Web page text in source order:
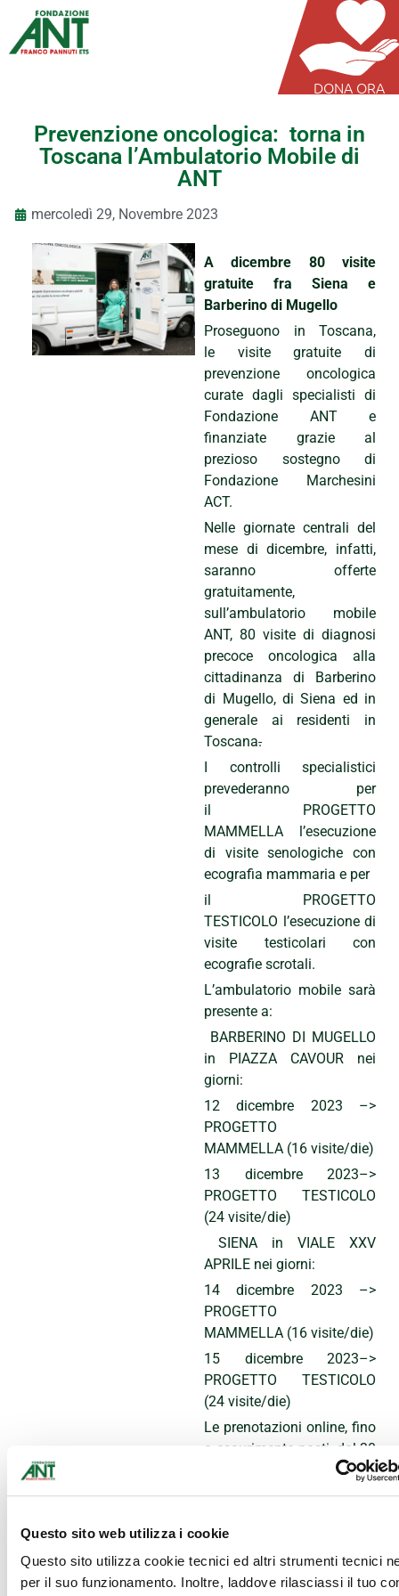
Questo sito web utilizza i cookie
Questo sito utilizza cookie tecnici ed altri strumenti tecnici
per il suo funzionamento. Inoltre, laddove rilasciassi il tuo
DONA ORA
Prevenzione oncologica: torna in
Toscana l’Ambulatorio Mobile di
ANT
mercoledì 29, Novembre 2023
A dicembre 80 visite
gratuite fra Siena e
Barberino di Mugello
Proseguono in Toscana,
le visite gratuite di
prevenzione oncologica
curate dagli specialisti di
Fondazione ANT e
finanziate grazie al
prezioso sostegno di
Fondazione Marchesini
ACT.
Nelle giornate centrali del
mese di dicembre, infatti,
saranno offerte
gratuitamente,
sull’ambulatorio mobile
ANT, 80 visite di diagnosi
precoce oncologica alla
cittadinanza di Barberino
di Mugello, di Siena ed in
generale ai residenti in
Toscana.
I controlli specialistici
prevederanno per
il PROGETTO
MAMMELLA l’esecuzione
di visite senologiche con
ecografia mammaria e per
il PROGETTO
TESTICOLO l’esecuzione di
visite testicolari con
ecografie scrotali.
L’ambulatorio mobile sarà
presente a:
BARBERINO DI MUGELLO
in PIAZZA CAVOUR nei
giorni:
12 dicembre 2023 –>
PROGETTO
MAMMELLA (16 visite/die)
13 dicembre 2023–>
PROGETTO TESTICOLO
(24 visite/die)
SIENA in VIALE XXV
APRILE nei giorni:
14 dicembre 2023 –>
PROGETTO
MAMMELLA (16 visite/die)
15 dicembre 2023–>
PROGETTO TESTICOLO
(24 visite/die)
Le prenotazioni online, fino
a esaurimento posti, dal 30
Registrazione e
prevenzione oncologica –
Fondazione ANT
Per conoscere tutte le date